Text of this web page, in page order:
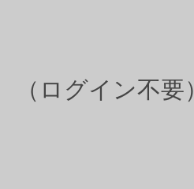
ログイン不要）